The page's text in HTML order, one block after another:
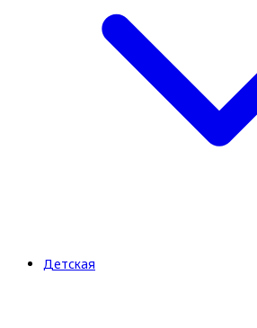
Детская